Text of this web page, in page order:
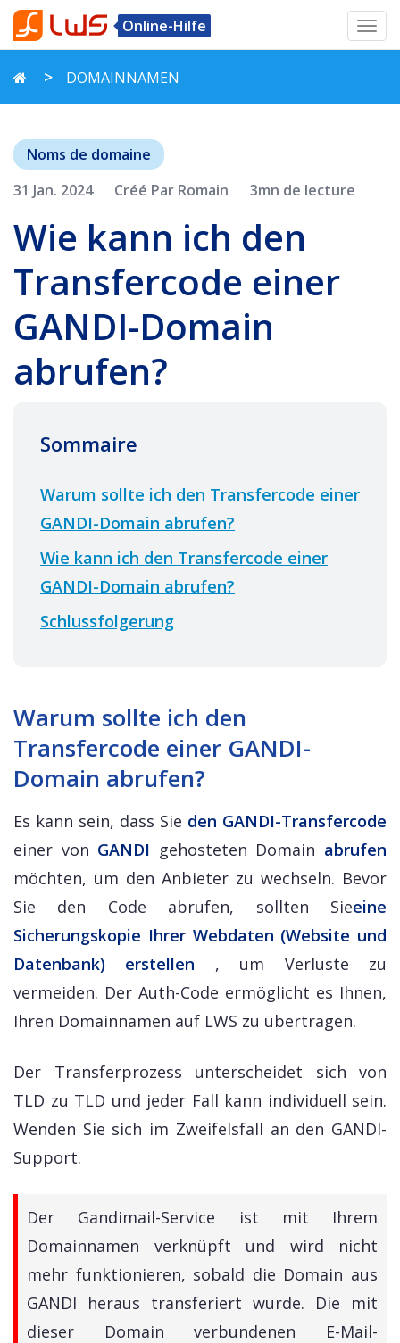
Online-Hilfe
DOMAINNAMEN
Noms de domaine
31 Jan. 2024
Créé Par Romain 3mn de lecture
Wie kann ich den
Transfercode einer
GANDI-Domain
abrufen?
Sommaire
Warum sollte ich den Transfercode einer
GANDI-Domain abrufen?
Wie kann ich den Transfercode einer
GANDI-Domain abrufen?
Schlussfolgerung
Warum sollte ich den
Transfercode einer GANDI-
Domain abrufen?
Es kann sein, dass Sie den GANDI-Transfercode
einer von GANDI gehosteten Domain abrufen
möchten, um den Anbieter zu wechseln. Bevor
Sie den Code abrufen, sollten Sieeine
Sicherungskopie Ihrer Webdaten (Website und
Datenbank) erstellen , um Verluste zu
vermeiden. Der Auth-Code ermöglicht es Ihnen,
Ihren Domainnamen auf LWS zu übertragen.
Der Transferprozess unterscheidet sich von
TLD zu TLD und jeder Fall kann individuell sein.
Wenden Sie sich im Zweifelsfall an den GANDI-
Support.
Der Gandimail-Service ist mit Ihrem
Domainnamen verknüpft und wird nicht
mehr funktionieren, sobald die Domain aus
GANDI heraus transferiert wurde. Die mit
dieser Domain verbundenen E-Mail-